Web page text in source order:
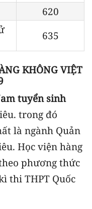
620
635
KHÔNG VIỆT
tuyển sinh
trong đó
là ngành Quản
Học viện hàng
phương thức
thi THPT Quốc